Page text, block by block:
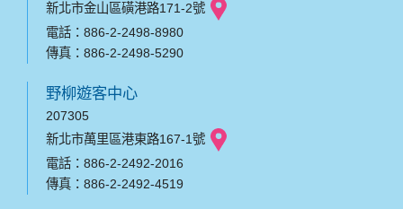
新北市金山區磺港路171-2號
電話：886-2-2498-8980
傳真：886-2-2498-5290
野柳遊客中心
207305
新北市萬里區港東路167-1號
電話：886-2-2492-2016
傳真：886-2-2492-4519